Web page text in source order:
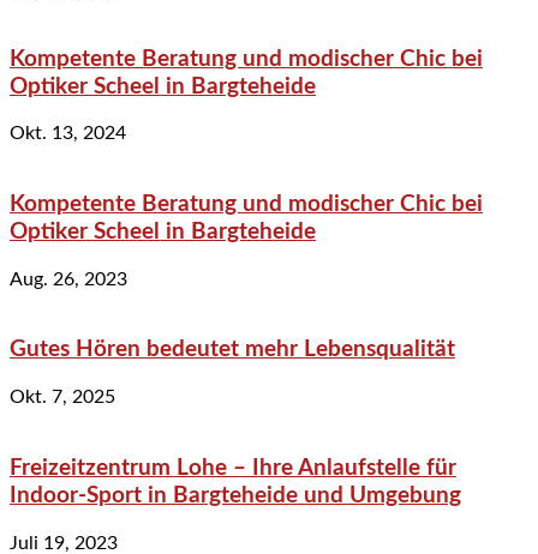
Kompetente Beratung und modischer Chic bei
Optiker Scheel in Bargteheide
Okt. 13, 2024
Kompetente Beratung und modischer Chic bei
Optiker Scheel in Bargteheide
Aug. 26, 2023
Gutes Hören bedeutet mehr Lebensqualität
Okt. 7, 2025
Freizeitzentrum Lohe – Ihre Anlaufstelle für
Indoor-Sport in Bargteheide und Umgebung
Juli 19, 2023